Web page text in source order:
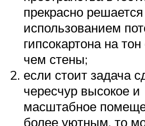
прекрасно решается
использованием
гипсокартона на тон
чем стены;
если стоит задача
чересчур высокое и
масштабное
более уютным, то